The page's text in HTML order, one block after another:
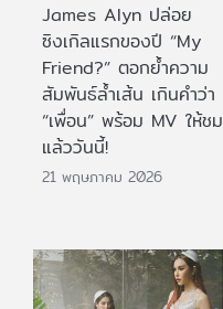
James Alyn ปล่อย
ซิงเกิลแรกของปี “My
Friend?” ตอกย้ำความ
สัมพันธ์ล้ำเส้น เกินคำว่า
“เพื่อน” พร้อม MV ให้ชม
แล้ววันนี้!
21 พฤษภาคม 2026